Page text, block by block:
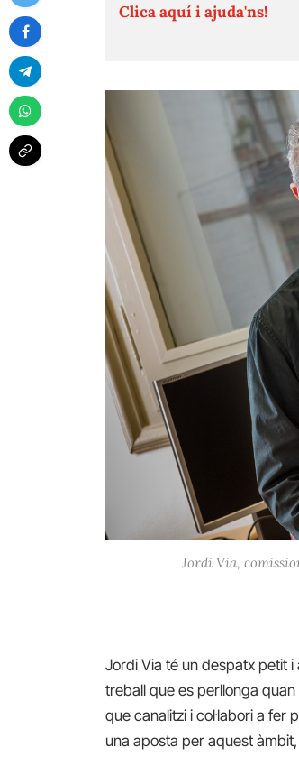
Clica aquí i ajuda'ns!
Jordi Via,
Jordi Via té un despatx petit
treball que es perllonga
que canalitzi i col·labori a fer
una aposta per aquest